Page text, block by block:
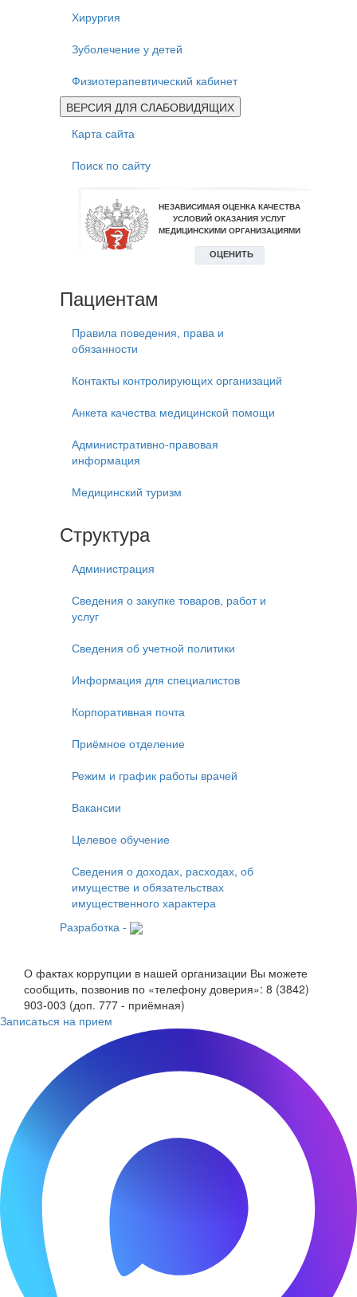
Хирургия
Зуболечение у детей
Физиотерапевтический кабинет
ВЕРСИЯ ДЛЯ СЛАБОВИДЯЩИХ
Карта сайта
Поиск по сайту
Пациентам
Правила поведения, права и
обязанности
Контакты контролирующих организаций
Анкета качества медицинской помощи
Административно-правовая
информация
Медицинский туризм
Структура
Администрация
Сведения о закупке товаров, работ и
услуг
Сведения об учетной политики
Информация для специалистов
Корпоративная почта
Приёмное отделение
Режим и график работы врачей
Вакансии
Целевое обучение
Сведения о доходах, расходах, об
имуществе и обязательствах
имущественного характера
Разработка -
О фактах коррупции в нашей организации Вы можете
сообщить, позвонив по «телефону доверия»: 8 (3842)
903-003 (доп. 777 - приёмная)
Записаться на прием